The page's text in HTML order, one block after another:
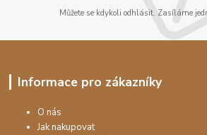
Můžete se kdykoli odhlásit. Zasíláme
Informace pro zákazníky
O nás
Jak nakupovat